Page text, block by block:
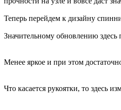
Теперь перейдем к дизайну
Значительному обновлению здесь
Менее яркое и при этом
Что касается рукоятки, то здесь